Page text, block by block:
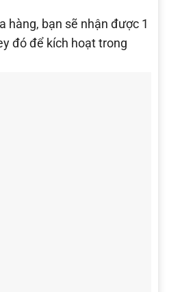
hàng, bạn sẽ nhận được 1
đó để kích hoạt trong